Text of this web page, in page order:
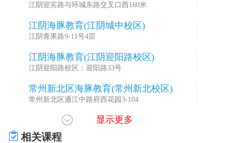
江阴迎宾路与环城东路交叉口西160米
江阴海豚教育(江阴城中校区)
江阴青果路9-11号4层
江阴海豚教育(江阴迎阳路校区)
江阴迎阳路校区：迎阳路33号
常州新北区海豚教育(常州新北校区)
常州新北区通江中路府西花园3-104
常州天宁区海豚教育(常州天宁校区)
常州天宁区博爱路50号
显示更多
相关课程